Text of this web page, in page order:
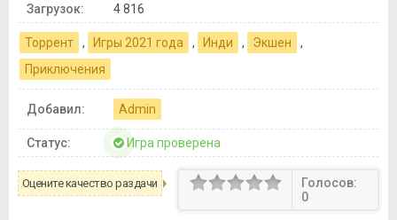
Загрузок:
4 816
Торрент , Игры 2021 года , Инди , Экшен
,
Приключения
Добавил: Admin
Статус: Игра проверена
Оцените качество раздачи
Голосов:
0